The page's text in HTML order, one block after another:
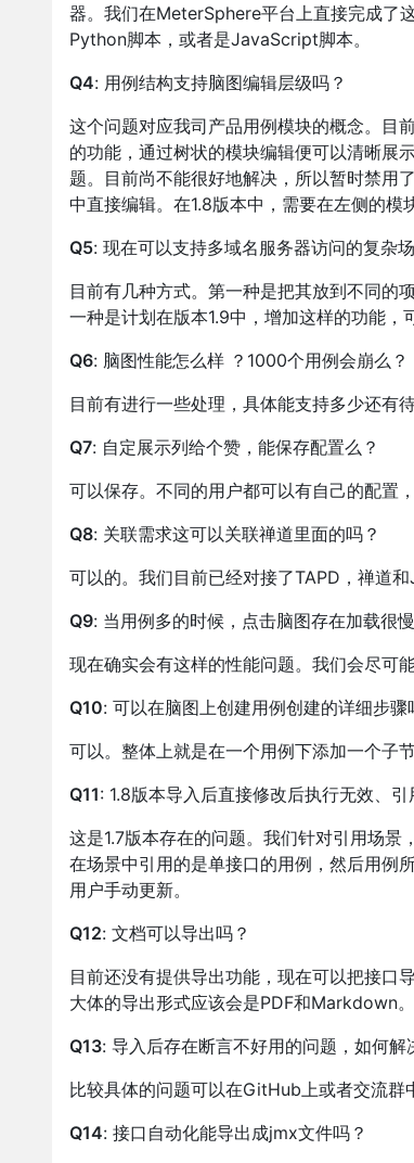
器。我们在MeterSphere平台上直接完成了
Python脚本，或者是JavaScript脚本。
Q4: 用例结构支持脑图编辑层级吗？
这个问题对应我司产品用例模块的概念。目
的功能，通过树状的模块编辑便可以清晰展
题。目前尚不能很好地解决，所以暂时禁用
中直接编辑。在1.8版本中，需要在左侧的模
Q5: 现在可以支持多域名服务器访问的复杂
目前有几种方式。第一种是把其放到不同的
一种是计划在版本1.9中，增加这样的功能，
Q6: 脑图性能怎么样 ？1000个用例会崩么？
目前有进行一些处理，具体能支持多少还有待
Q7: 自定展示列给个赞，能保存配置么？
可以保存。不同的用户都可以有自己的配置
Q8: 关联需求这可以关联禅道里面的吗？
可以的。我们目前已经对接了TAPD，禅道
Q9: 当用例多的时候，点击脑图存在加载很慢
现在确实会有这样的性能问题。我们会尽可能
Q10: 可以在脑图上创建用例创建的详细步骤
可以。整体上就是在一个用例下添加一个子
Q11: 1.8版本导入后直接修改后执行无效、
这是1.7版本存在的问题。我们针对引用场
在场景中引用的是单接口的用例，然后用例
用户手动更新。
Q12: 文档可以导出吗？
目前还没有提供导出功能，现在可以把接口
大体的导出形式应该会是PDF和Markdown。
Q13: 导入后存在断言不好用的问题，如何解
比较具体的问题可以在GitHub上或者交流群
Q14: 接口自动化能导出成jmx文件吗？